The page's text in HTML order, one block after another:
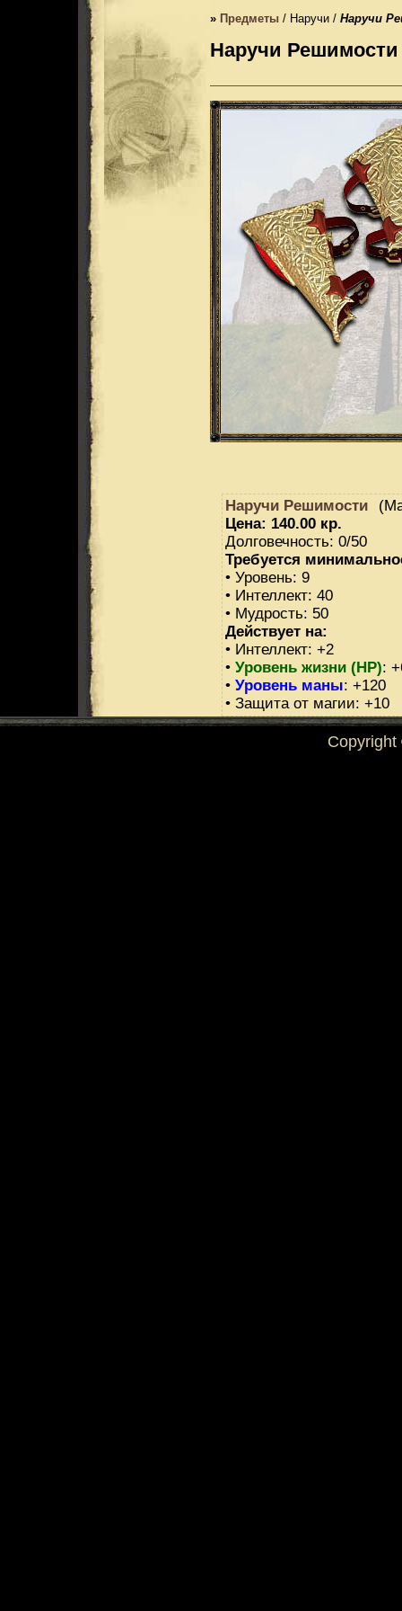
» Предметы / Наручи / Наручи
Наручи Решимости
Наручи Решимости
Цена: 140.00 кр.
Долговечность: 0/50
Требуется
• Уровень: 9
• Интеллект: 40
• Мудрость: 50
Действует на:
• Интеллект: +2
• Уровень жизни (HP):
• Уровень маны: +120
• Защита от магии: +10